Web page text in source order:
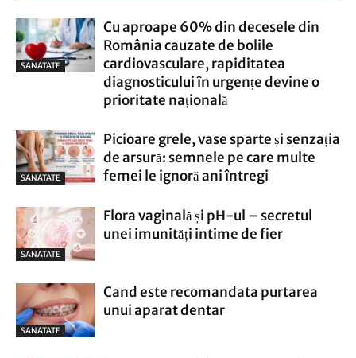
SANATATE
Cu aproape 60% din decesele din
România cauzate de bolile
cardiovasculare, rapiditatea
diagnosticului în urgențe devine o
prioritate națională
SANATATE
Picioare grele, vase sparte și senzația
de arsură: semnele pe care multe
femei le ignoră ani întregi
SANATATE
Flora vaginală și pH-ul – secretul
unei imunități intime de fier
SANATATE
Cand este recomandata purtarea
unui aparat dentar